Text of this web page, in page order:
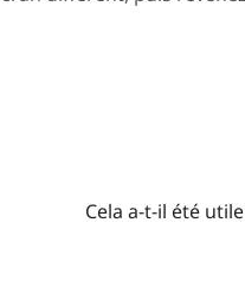
Cela a-t-il été